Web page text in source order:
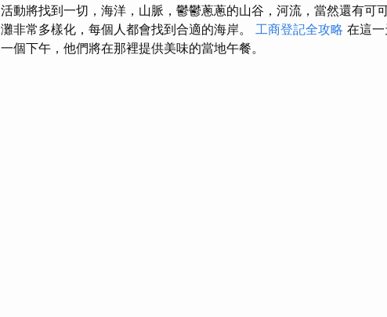
活動將找到一切，海洋，山脈，鬱鬱蔥蔥的山谷，河流，當然還有可
灘非常多樣化，每個人都會找到合適的海岸。 工商登記全攻略 在這
一個下午，他們將在那裡提供美味的當地午餐。